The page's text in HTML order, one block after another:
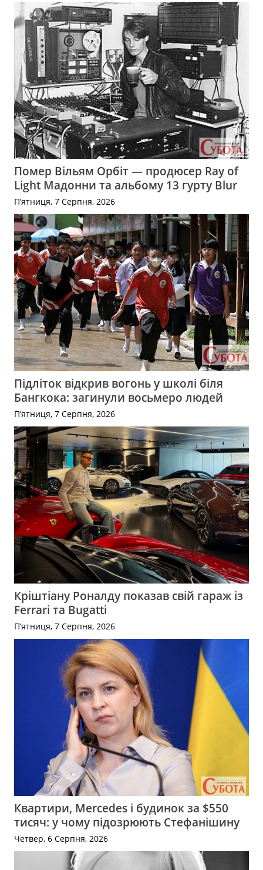
Помер Вільям Орбіт — продюсер Ray of
Light Мадонни та альбому 13 гурту Blur
П’ятниця, 7 Серпня, 2026
Підліток відкрив вогонь у школі біля
Бангкока: загинули восьмеро людей
П’ятниця, 7 Серпня, 2026
Кріштіану Роналду показав свій гараж із
Ferrari та Bugatti
П’ятниця, 7 Серпня, 2026
Квартири, Mercedes і будинок за $550
тисяч: у чому підозрюють Стефанішину
Четвер, 6 Серпня, 2026